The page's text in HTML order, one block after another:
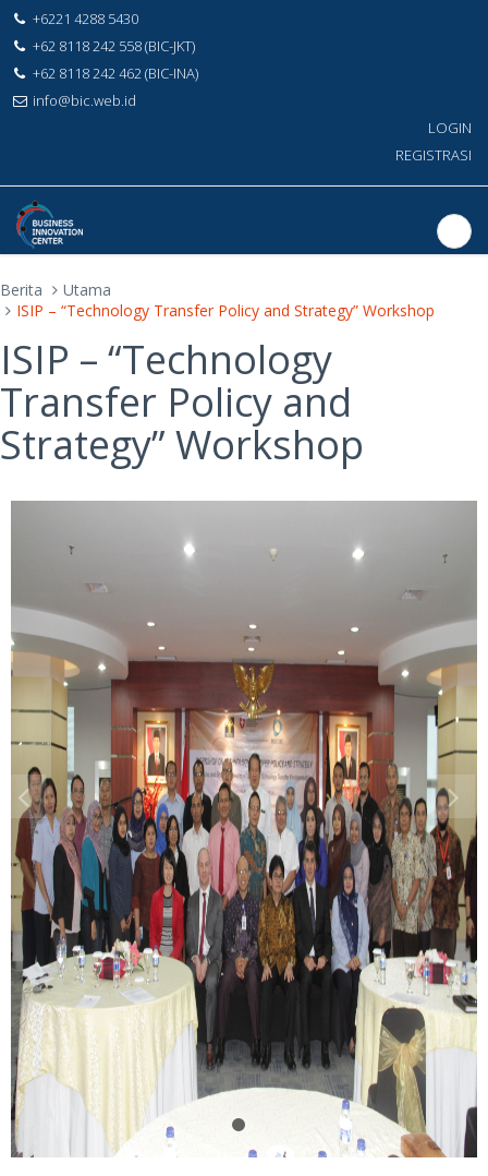
+6221 4288 5430
+62 8118 242 558 (BIC-JKT)
+62 8118 242 462 (BIC-INA)
info@bic.web.id
LOGIN
REGISTRASI
Berita
Utama
ISIP – “Technology Transfer Policy and Strategy” Workshop
ISIP – “Technology
Transfer Policy and
Strategy” Workshop